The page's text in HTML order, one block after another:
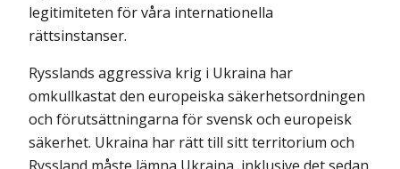
legitimiteten för våra internationella
rättsinstanser.
Rysslands aggressiva krig i Ukraina har
omkullkastat den europeiska säkerhets­ordningen
och förutsättningarna för svensk och europeisk
säkerhet. Ukraina har rätt till sitt territorium och